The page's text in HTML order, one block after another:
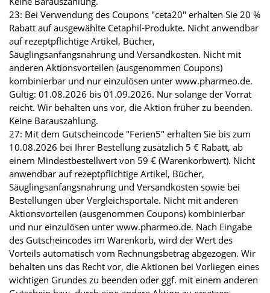
23: Bei Verwendung des Coupons "ceta20" erhalten Sie 20 %
Rabatt auf ausgewählte Cetaphil-Produkte. Nicht anwendbar
auf rezeptpflichtige Artikel, Bücher,
Säuglingsanfangsnahrung und Versandkosten. Nicht mit
anderen Aktionsvorteilen (ausgenommen Coupons)
kombinierbar und nur einzulösen unter www.pharmeo.de.
Gültig: 01.08.2026 bis 01.09.2026. Nur solange der Vorrat
reicht. Wir behalten uns vor, die Aktion früher zu beenden.
Keine Barauszahlung.
27: Mit dem Gutscheincode "Ferien5" erhalten Sie bis zum
10.08.2026 bei Ihrer Bestellung zusätzlich 5 € Rabatt, ab
einem Mindestbestellwert von 59 € (Warenkorbwert). Nicht
anwendbar auf rezeptpflichtige Artikel, Bücher,
Säuglingsanfangsnahrung und Versandkosten sowie bei
Bestellungen über Vergleichsportale. Nicht mit anderen
Aktionsvorteilen (ausgenommen Coupons) kombinierbar
und nur einzulösen unter www.pharmeo.de. Nach Eingabe
des Gutscheincodes im Warenkorb, wird der Wert des
Vorteils automatisch vom Rechnungsbetrag abgezogen. Wir
behalten uns das Recht vor, die Aktionen bei Vorliegen eines
wichtigen Grundes zu beenden oder ggf. mit einem anderen